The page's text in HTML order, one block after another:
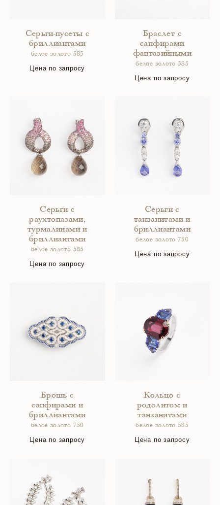
Серьги-пусеты с
бриллиантами
белое золото 585
Цена по запросу
Браслет с
сапфирами
фантазийными
белое золото 585
Цена по запросу
Серьги с
раухтопазами,
турмалинами и
бриллиантами
белое золото 585
Цена по запросу
Серьги с
танзанитами и
бриллиантами
белое золото 750
Цена по запросу
Брошь с
сапфирами и
бриллиантами
белое золото 750
Цена по запросу
Кольцо с
родолитом и
танзанитами
белое золото 585
Цена по запросу